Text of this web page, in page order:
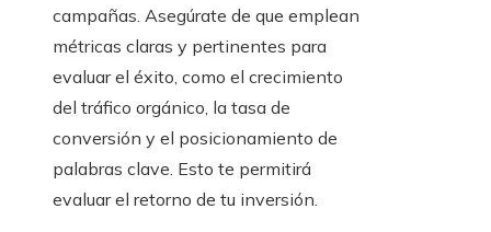
campañas. Asegúrate de que emplean
métricas claras y pertinentes para
evaluar el éxito, como el crecimiento
del tráfico orgánico, la tasa de
conversión y el posicionamiento de
palabras clave. Esto te permitirá
evaluar el retorno de tu inversión.